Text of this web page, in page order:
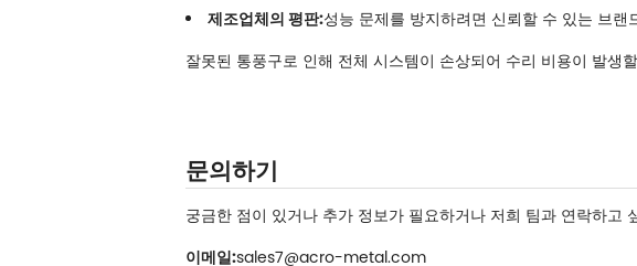
제조업체의 평판:성능 문제를 방지하려면 신뢰할 수 있는 브랜
잘못된 통풍구로 인해 전체 시스템이 손상되어 수리 비용이 발생
문의하기
궁금한 점이 있거나 추가 정보가 필요하거나 저희 팀과 연락하고
이메일:sales7@acro-metal.com